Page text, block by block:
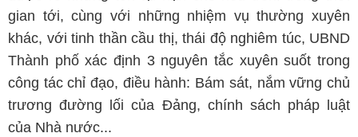
gian tới, cùng với những nhiệm vụ thường xuyên
khác, với tinh thần cầu thị, thái độ nghiêm túc, UBND
Thành phố xác định 3 nguyên tắc xuyên suốt trong
công tác chỉ đạo, điều hành: Bám sát, nắm vững chủ
trương đường lối của Đảng, chính sách pháp luật
của Nhà nước...